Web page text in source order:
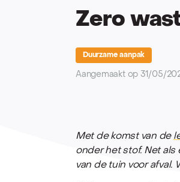
Zero
Duurzame aanpak
Aangemaakt op 31/05/
Met de komst van de
onder het stof. Net
van de tuin voor afval.